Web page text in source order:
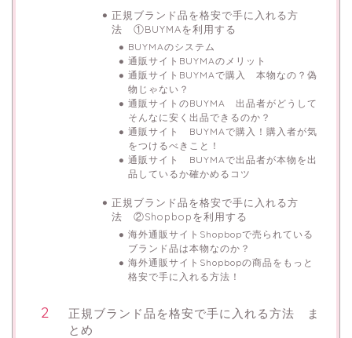
正規ブランド品を格安で手に入れる方
法 ①BUYMAを利用する
BUYMAのシステム
通販サイトBUYMAのメリット
通販サイトBUYMAで購入 本物なの？偽
物じゃない？
通販サイトのBUYMA 出品者がどうして
そんなに安く出品できるのか？
通販サイト BUYMAで購入！購入者が気
をつけるべきこと！
通販サイト BUYMAで出品者が本物を出
品しているか確かめるコツ
正規ブランド品を格安で手に入れる方
法 ②Shopbopを利用する
海外通販サイトShopbopで売られている
ブランド品は本物なのか？
海外通販サイトShopbopの商品をもっと
格安で手に入れる方法！
正規ブランド品を格安で手に入れる方法 ま
とめ